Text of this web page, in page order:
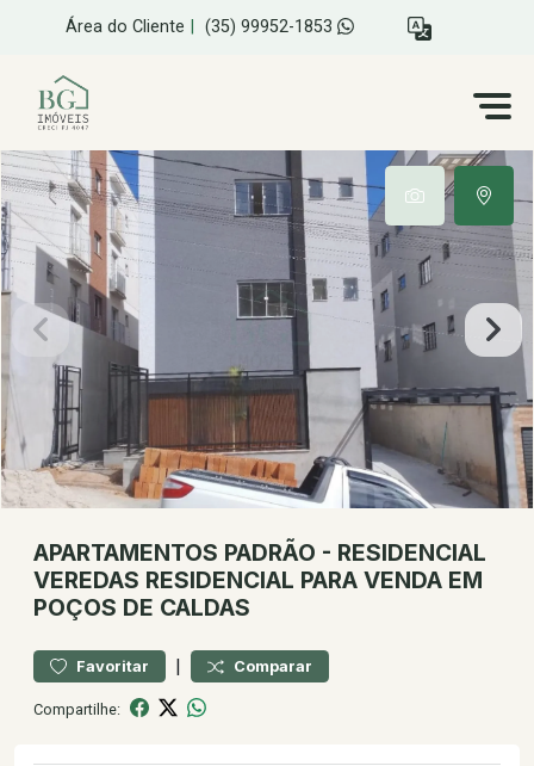
Área do Cliente (35) 99952-1853
APARTAMENTOS PADRÃO - RESIDENCIAL
VEREDAS RESIDENCIAL PARA VENDA EM
POÇOS DE CALDAS
Favoritar | Comparar
Compartilhe: